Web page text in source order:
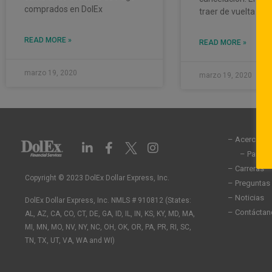
comprados en DolEx
READ MORE »
marzo 19, 2020
traer de vuelta la
READ MORE »
marzo 19, 2020
L
i
k
d
i
n
-
F
a
e
o
o
k
-
I
n
t
g
r
a
Copyright © 2023 DolEx Dollar Express, Inc.
DolEx Dollar Express, Inc. NMLS # 910812 (States:
AL, AZ, CA, CO, CT, DE, GA, ID, IL, IN, KS, KY, MD, MA,
MI, MN, MO, NV, NY, NC, OH, OK, OR, PA, PR, RI, SC,
TN, TX, UT, VA, WA and WI)
– Acerca
–
– Carreras
–
– Noticias
–